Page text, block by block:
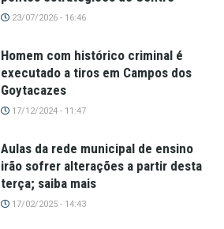
23/07/2026 - 16:46
Homem com histórico criminal é
executado a tiros em Campos dos
Goytacazes
17/12/2024 - 11:47
Aulas da rede municipal de ensino
irão sofrer alterações a partir desta
terça; saiba mais
17/02/2025 - 14:43